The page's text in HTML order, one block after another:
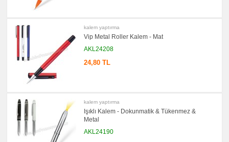
kalem yaptırma
Vip Metal Roller Kalem - Mat
AKL24208
24,80 TL
kalem yaptırma
Işıklı Kalem - Dokunmatik & Tükenmez &
Metal
AKL24190